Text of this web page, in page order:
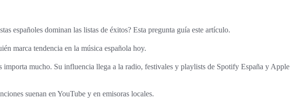
españoles dominan las listas de éxitos? Esta pregunta guía este artículo.
marca tendencia en la música española hoy.
importa mucho. Su influencia llega a la radio, festivales y playlists de Spotify España y Apple
suenan en YouTube y en emisoras locales.